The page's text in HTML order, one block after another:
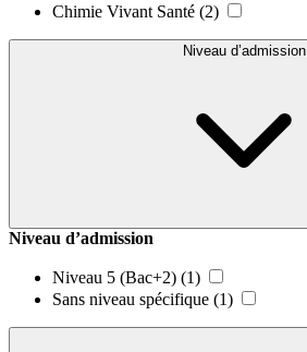
Chimie Vivant Santé (2)
Niveau d’admission
Niveau d’admission
Niveau 5 (Bac+2) (1)
Sans niveau spécifique (1)